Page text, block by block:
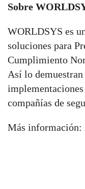
Sobre
WORLDSYS es
soluciones para
Cumplimiento
Así lo demuestran
compañías de
Más información: